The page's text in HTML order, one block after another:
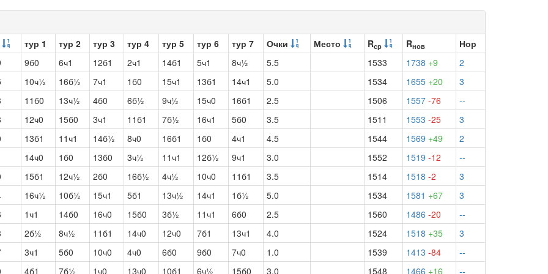
тур 1 тур 2 тур 3 тур 4 тур 5 тур 6 тур 7 Очки Место Rср Rнов
Нор
9б0 6ч1 12б1 2ч1 14б1 5ч1 8ч½ 5.5 1533 1738 +9
2
10ч½ 16б½ 7ч1 1б0 15ч1 13б1 14ч1 5.0 1534 1655 +20
3
11б0 13ч½ 4б0 6б½ 9ч½ 15ч0 16б1 2.5 1506 1557 -76
--
12ч0 15б0 3ч1 11б1 7б½ 16ч1 5б0 3.5 1511 1553 -25
3
13б1 11ч1 14б½ 8ч0 16б1 1б0 4ч1 4.5 1544 1569 +49
2
14ч0 1б0 13б0 3ч½ 11ч1 12б½ 9ч1 3.0 1552 1519 -12
--
15б1 12ч½ 2б0 16б½ 4ч½ 10ч0 11б1 3.5 1514 1518 -2
3
16ч½ 10б½ 15ч1 5б1 13ч½ 14ч1 1б½ 5.0 1534 1581 +67
3
1ч1 14б0 16ч0 15б0 3б½ 11ч1 6б0 2.5 1560 1486 -20
--
2б½ 8ч½ 11б1 14ч0 12ч0 7б1 13ч1 4.0 1524 1518 +35
3
3ч1 5б0 10ч0 4ч0 6б0 9б0 7ч0 1.0 1539 1413 -84
--
4б1 7б½ 1ч0 13ч0 10б1 6ч½ 15б0 3.0 1548 1466 +16 --